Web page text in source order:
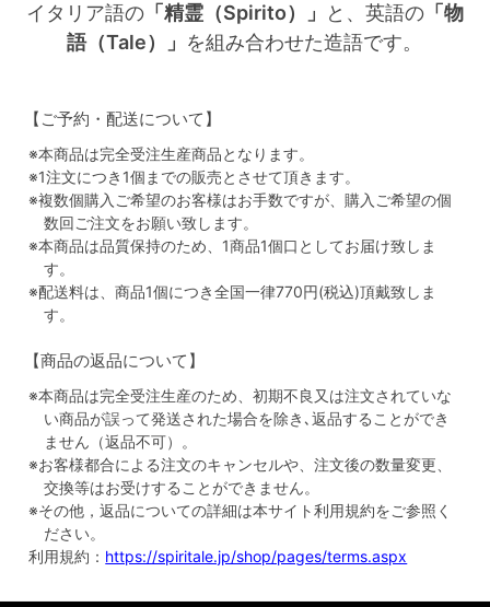
イタリア語の「精霊（Spirito）」 と、英語の「物
語（Tale）」 を組み合わせた造語です。
【ご予約・配送について】
※本商品は完全受注生産商品となります。
※1注文につき1個までの販売とさせて頂きます。
※複数個購入ご希望のお客様はお手数ですが、購入ご希望の個
数回ご注文をお願い致します。
※本商品は品質保持のため、1商品1個口としてお届け致しま
す。
※配送料は、商品1個につき全国一律770円(税込)頂戴致しま
す。
【商品の返品について】
※本商品は完全受注生産のため、初期不良又は注文されていな
い商品が誤って発送された場合を除き､返品することができ
ません（返品不可）。
※お客様都合による注文のキャンセルや、注文後の数量変更、
交換等はお受けすることができません。
※その他，返品についての詳細は本サイト利用規約をご参照く
ださい。
利用規約： https://spiritale.jp/shop/pages/terms.aspx